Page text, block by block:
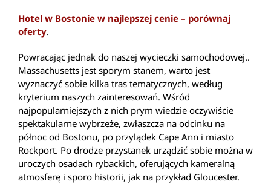
Hotel w Bostonie w najlepszej cenie – porównaj
oferty.
Powracając jednak do naszej wycieczki samochodowej..
Massachusetts jest sporym stanem, warto jest
wyznaczyć sobie kilka tras tematycznych, według
kryterium naszych zainteresowań. Wśród
najpopularniejszych z nich prym wiedzie oczywiście
spektakularne wybrzeże, zwłaszcza na odcinku na
północ od Bostonu, po przylądek Cape Ann i miasto
Rockport. Po drodze przystanek urządzić sobie można w
uroczych osadach rybackich, oferujących kameralną
atmosferę i sporo historii, jak na przykład Gloucester.